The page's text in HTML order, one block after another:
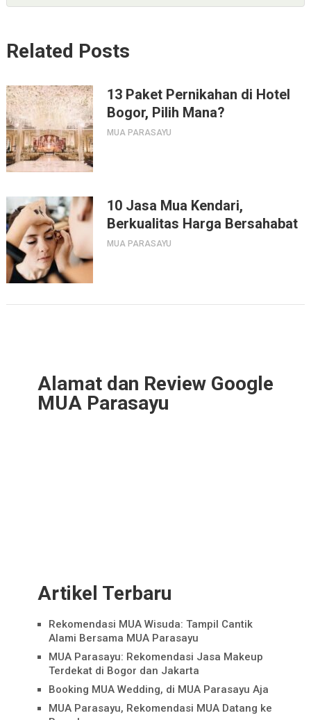
Related Posts
13 Paket Pernikahan di Hotel
Bogor, Pilih Mana?
MUA PARASAYU
10 Jasa Mua Kendari,
Berkualitas Harga Bersahabat
MUA PARASAYU
Alamat dan Review Google
MUA Parasayu
Artikel Terbaru
Rekomendasi MUA Wisuda: Tampil Cantik
Alami Bersama MUA Parasayu
MUA Parasayu: Rekomendasi Jasa Makeup
Terdekat di Bogor dan Jakarta
Booking MUA Wedding, di MUA Parasayu Aja
MUA Parasayu, Rekomendasi MUA Datang ke